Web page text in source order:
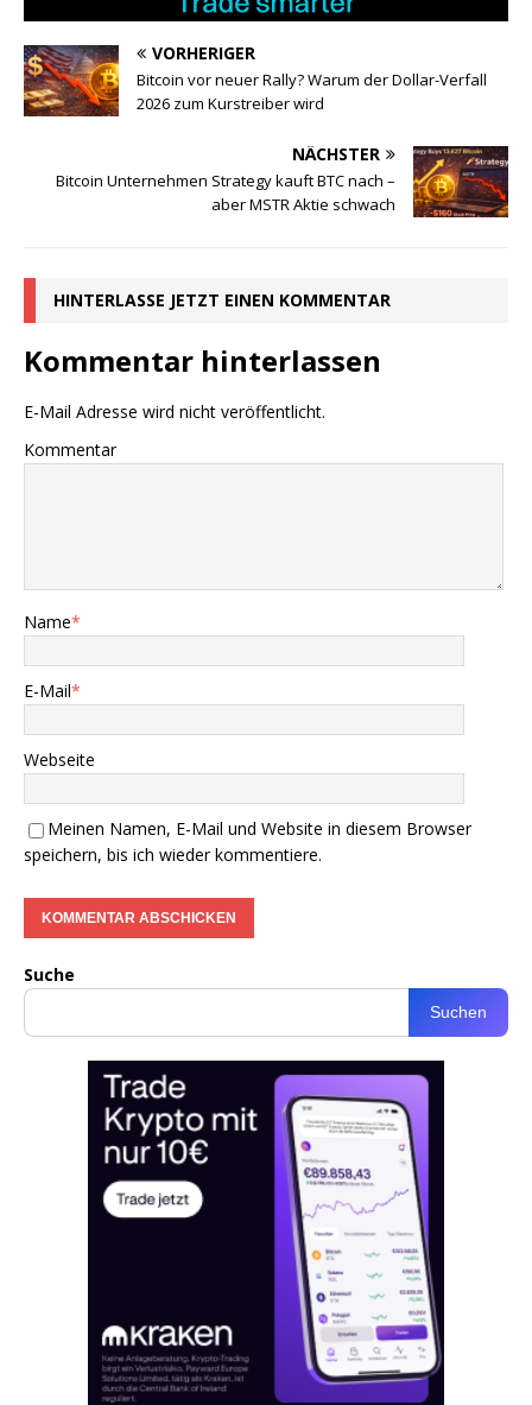
VORHERIGER
Bitcoin vor neuer Rally? Warum der Dollar-Verfall
2026 zum Kurstreiber wird
NÄCHSTER
Bitcoin Unternehmen Strategy kauft BTC nach –
aber MSTR Aktie schwach
HINTERLASSE JETZT EINEN KOMMENTAR
Kommentar hinterlassen
E-Mail Adresse wird nicht veröffentlicht.
Kommentar
Name*
E-Mail*
Webseite
Meinen Namen, E-Mail und Website in diesem Browser
speichern, bis ich wieder kommentiere.
Suche
Suchen